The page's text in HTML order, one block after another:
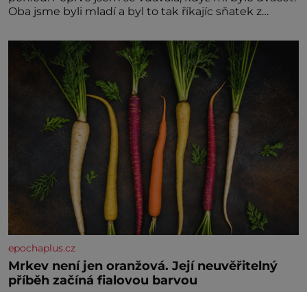
Oba jsme byli mladí a byl to tak říkajíc sňatek z
zaopatřený mladý muž. Manželství nám oběma moc
nesvědčilo, brzy jsme zjistili, že
epochaplus.cz
Mrkev není jen oranžová. Její neuvěřitelný
příběh začíná fialovou barvou